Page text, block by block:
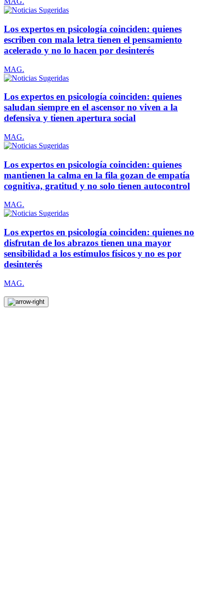
Los expertos en psicología coinciden: quienes
escriben con mala letra tienen el pensamiento
acelerado y no lo hacen por desinterés
MAG.
Los expertos en psicología coinciden: quienes
saludan siempre en el ascensor no viven a la
defensiva y tienen apertura social
MAG.
Los expertos en psicología coinciden: quienes
mantienen la calma en la fila gozan de empatía
cognitiva, gratitud y no solo tienen autocontrol
MAG.
Los expertos en psicología coinciden: quienes no
disfrutan de los abrazos tienen una mayor
sensibilidad a los estímulos físicos y no es por
desinterés
MAG.